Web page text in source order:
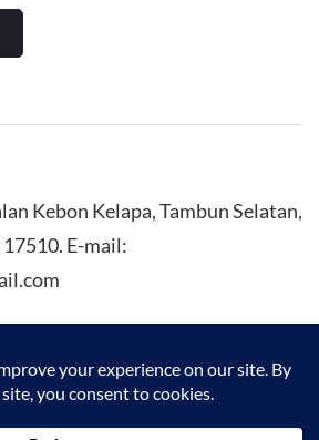
Kebon Kelapa, Tambun Selatan,
E-mail: